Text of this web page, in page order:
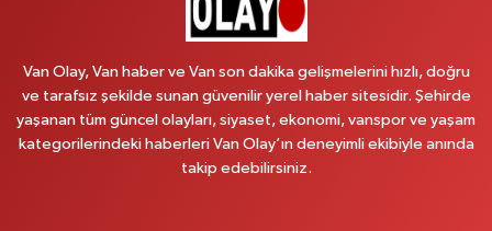
MAHMUDİYE MAH.ATATÜRK CAD.NO:17B
0 (531) 621 69 65 Yol Tarifi Al
Onay Eczanesi
MERAŞEL FEVZİ ÇAKMAK CAD. KÜLTÜR SARAYI KIZILAY KAN MERKEZİ
Van Olay, Van haber ve Van son dakika gelişmelerini hızlı, doğru
ve tarafsız şekilde sunan güvenilir yerel haber sitesidir. Şehirde
yaşanan tüm güncel olayları, siyaset, ekonomi, vanspor ve yaşam
kategorilerindeki haberleri Van Olay’ın deneyimli ekibiyle anında
takip edebilirsiniz.